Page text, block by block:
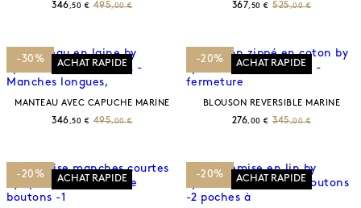
346 ,50 € 495,00 € 367,50 € 525,00 €
-30% ACHAT RAPIDE
MANTEAU AVEC CAPUCHE MARINE
346 ,50 € 495,00 €
-20% ACHAT RAPIDE
BLOUSON REVERSIBLE MARINE
276,00 € 345,00 €
-20% ACHAT RAPIDE -20% ACHAT RAPIDE